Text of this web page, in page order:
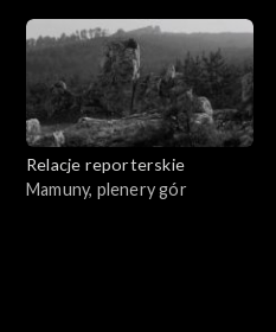
Relacje reporterskie
Mamuny, plenery gór